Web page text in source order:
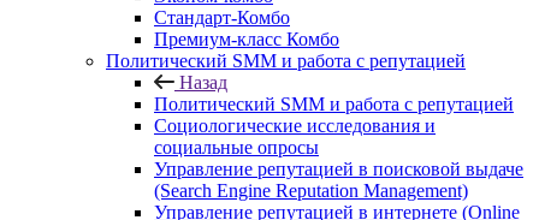
Стандарт-Комбо
Премиум-класс Комбо
Политический SMM и работа с репутацией
Назад
Политический SMM и работа с репутацией
Социологические исследования и
социальные опросы
Управление репутацией в поисковой выдаче
(Search Engine Reputation Management)
Управление репутацией в интернете (Online